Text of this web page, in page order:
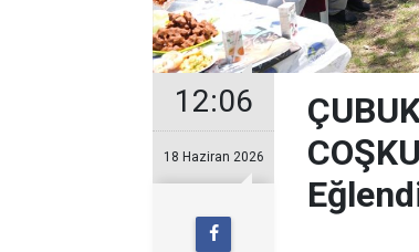
12:06
18 Haziran 2026